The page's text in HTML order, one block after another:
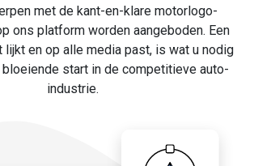
met de kant-en-klare motorlogo-
ons platform worden aangeboden. Een
en op alle media past, is wat u nodig
start in de competitieve auto-
industrie.